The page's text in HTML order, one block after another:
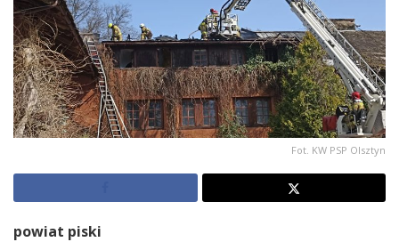
Fot. KW PSP Olsztyn
powiat piski